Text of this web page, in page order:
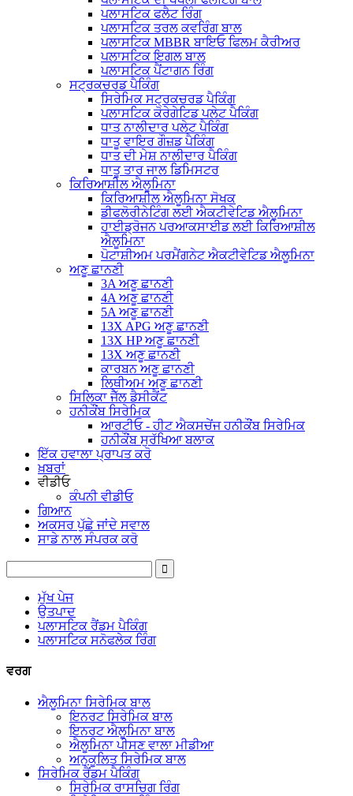
ਪਲਾਸਟਿਕ ਫਲੈਟ ਰਿੰਗ
ਪਲਾਸਟਿਕ ਤਰਲ ਕਵਰਿੰਗ ਬਾਲ
ਪਲਾਸਟਿਕ MBBR ਬਾਇਓ ਫਿਲਮ ਕੈਰੀਅਰ
ਪਲਾਸਟਿਕ ਇਗਲ ਬਾਲ
ਪਲਾਸਟਿਕ ਪੈਂਟਾਗਨ ਰਿੰਗ
ਸਟ੍ਰਕਚਰਡ ਪੈਕਿੰਗ
ਸਿਰੇਮਿਕ ਸਟ੍ਰਕਚਰਡ ਪੈਕਿੰਗ
ਪਲਾਸਟਿਕ ਕੋਰੇਗੇਟਿਡ ਪਲੇਟ ਪੈਕਿੰਗ
ਧਾਤ ਨਾਲੀਦਾਰ ਪਲੇਟ ਪੈਕਿੰਗ
ਧਾਤੂ ਵਾਇਰ ਗੌਜ਼ਡ ਪੈਕਿੰਗ
ਧਾਤ ਦੀ ਮੇਸ਼ ਨਾਲੀਦਾਰ ਪੈਕਿੰਗ
ਧਾਤੂ ਤਾਰ ਜਾਲ ਡਿਮਿਸਟਰ
ਕਿਰਿਆਸ਼ੀਲ ਐਲੂਮਿਨਾ
ਕਿਰਿਆਸ਼ੀਲ ਐਲੂਮਿਨਾ ਸੋਖਕ
ਡੀਫਲੋਰੀਨੇਟਿੰਗ ਲਈ ਐਕਟੀਵੇਟਿਡ ਐਲੂਮਿਨਾ
ਹਾਈਡ੍ਰੋਜਨ ਪਰਆਕਸਾਈਡ ਲਈ ਕਿਰਿਆਸ਼ੀਲ
ਐਲੂਮਿਨਾ
ਪੋਟਾਸ਼ੀਅਮ ਪਰਮੈਂਗਨੇਟ ਐਕਟੀਵੇਟਿਡ ਐਲੂਮਿਨਾ
ਅਣੂ ਛਾਨਣੀ
3A ਅਣੂ ਛਾਨਣੀ
4A ਅਣੂ ਛਾਨਣੀ
5A ਅਣੂ ਛਾਨਣੀ
13X APG ਅਣੂ ਛਾਨਣੀ
13X HP ਅਣੂ ਛਾਨਣੀ
13X ਅਣੂ ਛਾਨਣੀ
ਕਾਰਬਨ ਅਣੂ ਛਾਨਣੀ
ਲਿਥੀਅਮ ਅਣੂ ਛਾਨਣੀ
ਸਿਲਿਕਾ ਜੈੱਲ ਡੈਸੀਕੈਂਟ
ਹਨੀਕੌਂਬ ਸਿਰੇਮਿਕ
ਆਰਟੀਓ - ਹੀਟ ਐਕਸਚੇਂਜ ਹਨੀਕੌਂਬ ਸਿਰੇਮਿਕ
ਹਨੀਕੌਂਬ ਸੁਰੱਖਿਆ ਬਲਾਕ
ਇੱਕ ਹਵਾਲਾ ਪ੍ਰਾਪਤ ਕਰੋ
ਖ਼ਬਰਾਂ
ਵੀਡੀਓ
ਕੰਪਨੀ ਵੀਡੀਓ
ਗਿਆਨ
ਅਕਸਰ ਪੁੱਛੇ ਜਾਂਦੇ ਸਵਾਲ
ਸਾਡੇ ਨਾਲ ਸੰਪਰਕ ਕਰੋ
ਮੁੱਖ ਪੇਜ
ਉਤਪਾਦ
ਪਲਾਸਟਿਕ ਰੈਂਡਮ ਪੈਕਿੰਗ
ਪਲਾਸਟਿਕ ਸਨੋਫਲੇਕ ਰਿੰਗ
ਵਰਗ
ਐਲੂਮਿਨਾ ਸਿਰੇਮਿਕ ਬਾਲ
ਇਨਰਟ ਸਿਰੇਮਿਕ ਬਾਲ
ਇਨਰਟ ਐਲੂਮਿਨਾ ਬਾਲ
ਐਲੂਮਿਨਾ ਪੀਸਣ ਵਾਲਾ ਮੀਡੀਆ
ਅਨੁਕੂਲਿਤ ਸਿਰੇਮਿਕ ਬਾਲ
ਸਿਰੇਮਿਕ ਰੈਂਡਮ ਪੈਕਿੰਗ
ਸਿਰੇਮਿਕ ਰਾਸਚਿਗ ਰਿੰਗ